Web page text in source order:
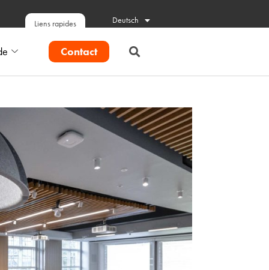
Liens rapides Deutsch
Contact